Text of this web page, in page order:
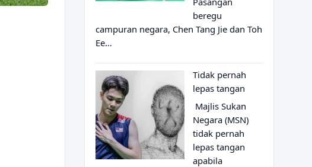
beregu
campuran negara, Chen Tang Jie dan Toh
Ee…
Tidak pernah
lepas tangan
Majlis Sukan
Negara (MSN)
tidak pernah
lepas tangan
apabila